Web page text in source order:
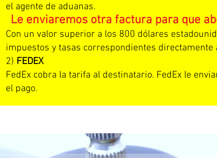
el agente de aduanas.
Le enviaremos otra factura para que
Con un valor superior a los 800 dólares
impuestos y tasas correspondientes
2) FEDEX
FedEx cobra la tarifa al destinatario. FedEx le
el pago.